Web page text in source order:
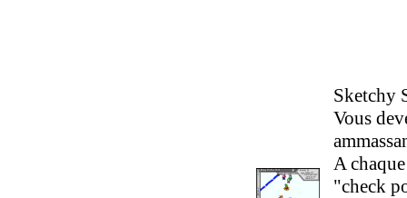
Sketchy
Vous
A
"check